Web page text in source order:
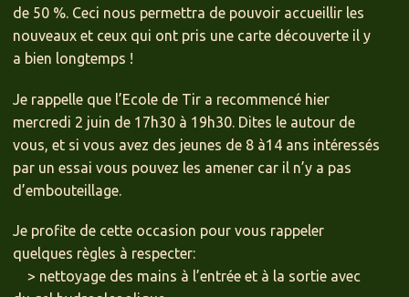
de 50 %. Ceci nous permettra de pouvoir accueillir les
nouveaux et ceux qui ont pris une carte découverte il y
a bien longtemps !
Je rappelle que l’Ecole de Tir a recommencé hier
mercredi 2 juin de 17h30 à 19h30. Dites le autour de
vous, et si vous avez des jeunes de 8 à14 ans intéressés
par un essai vous pouvez les amener car il n’y a pas
d’embouteillage.
Je profite de cette occasion pour vous rappeler
quelques règles à respecter:
> nettoyage des mains à l’entrée et à la sortie avec